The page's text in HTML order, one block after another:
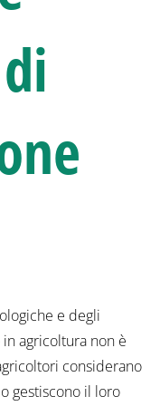
e degli
agricoltura non è
considerano
gestiscono il loro